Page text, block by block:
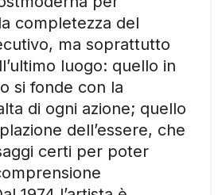
completezza del
ma soprattutto
luogo: quello in
si fonde con la
di ogni azione; quello
dell’essere, che
certi per poter